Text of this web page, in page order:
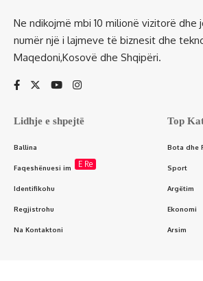
Ne ndikojmë mbi 10 milionë vizitorë dhe
numër një i lajmeve të biznesit dhe
Maqedoni,Kosovë dhe Shqipëri.
Lidhje e shpejtë
Ballina
Faqeshënuesi im E Re
Identifikohu
Regjistrohu
Na Kontaktoni
Top
Bota dhe
Sport
Argëtim
Ekonomi
Arsim